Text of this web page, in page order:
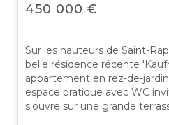
450 000 €
Sur les hauteurs de Saint-
belle résidence récente
appartement en rez-de-
espace pratique avec WC
s'ouvre sur une grande